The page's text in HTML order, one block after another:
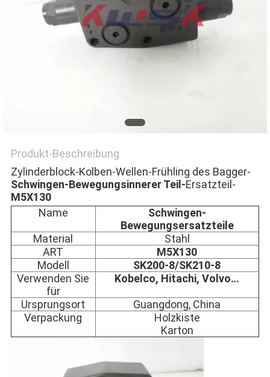
Produkt-Beschreibung
Zylinderblock-Kolben-Wellen-Frühling des Bagger-
Schwingen-Bewegungsinnerer Teil-Ersatzteil-
M5X130
Name
Schwingen-
Bewegungsersatzteile
Material
Stahl
ART
M5X130
Modell
SK200-8/SK210-8
Verwenden Sie
für
Kobelco, Hitachi, Volvo…
Ursprungsort
Guangdong, China
Verpackung
Holzkiste
Karton